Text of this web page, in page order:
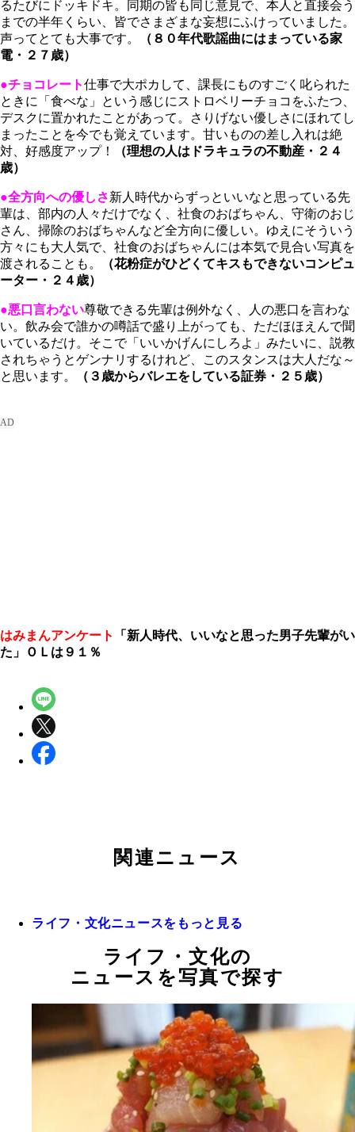
るたびにドッキドキ。同期の皆も同じ意見で、本人と直接会う
までの半年くらい、皆でさまざまな妄想にふけっていました。
声ってとても大事です。
（８０年代歌謡曲にはまっている家
電・２７歳）
●チョコレート仕事で大ポカして、課長にものすごく叱られた
ときに「食べな」という感じにストロベリーチョコをふたつ、
デスクに置かれたことがあって。さりげない優しさにほれてし
まったことを今でも覚えています。甘いものの差し入れは絶
対、好感度アップ！
（理想の人はドラキュラの不動産・２４
歳）
●全方向への優しさ新人時代からずっといいなと思っている先
輩は、部内の人々だけでなく、社食のおばちゃん、守衛のおじ
さん、掃除のおばちゃんなど全方向に優しい。ゆえにそういう
方々にも大人気で、社食のおばちゃんには本気で見合い写真を
渡されることも。
（花粉症がひどくてキスもできないコンピュ
ーター・２４歳）
●悪口言わない尊敬できる先輩は例外なく、人の悪口を言わな
い。飲み会で誰かの噂話で盛り上がっても、ただほほえんで聞
いているだけ。そこで「いいかげんにしろよ」みたいに、説教
されちゃうとゲンナリするけれど、このスタンスは大人だな～
と思います。
（３歳からバレエをしている証券・２５歳）
はみまんアンケート
「新人時代、いいなと思った男子先輩がい
た」ＯＬは９１％
関連ニュース
ライフ・文化ニュースをもっと見る
ライフ・文化の
ニュースを写真で探す